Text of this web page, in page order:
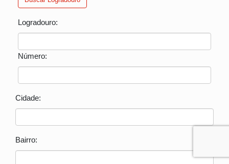
Logradouro:
Número:
Cidade:
Bairro: